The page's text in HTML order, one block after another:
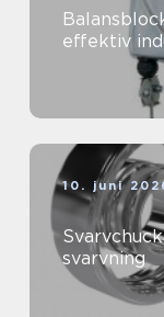
effektiv
10. juni
Svarvchuckar hjärtat i effektiv
svarvning